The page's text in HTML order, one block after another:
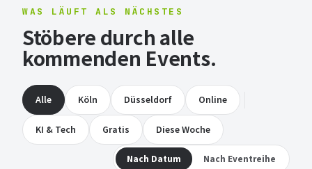
WAS LÄUFT ALS NÄCHSTES
Stöbere durch alle
kommenden Events.
Alle Köln Düsseldorf Online
KI & Tech Gratis Diese Woche
Nach Datum
Nach Eventreihe